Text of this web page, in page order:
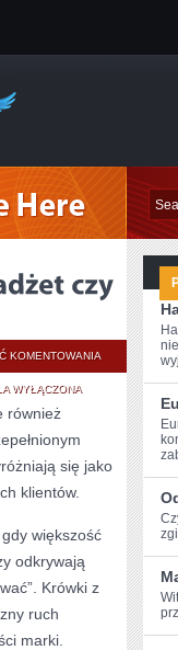
KOMENTOWANIA KRÓWKI
LOGO
FIRMY
MODNY
PYSZNY
GADŻET
WYŁĄCZONA
również
się jako
klientów.
większość
odkrywają
Krówki z
ruch
marki.